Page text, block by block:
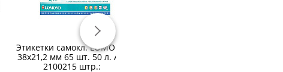
Этикетки самокл. LOMOND
38х21,2 мм 65 шт. 50 л. А4:
2100215 штр.: